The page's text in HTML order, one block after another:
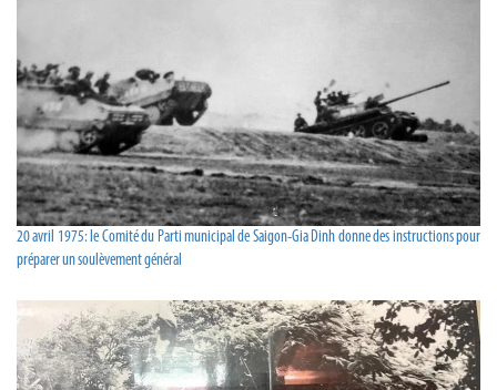
20 avril 1975: le Comité du Parti municipal de Saigon-Gia Dinh donne des instructions pour
préparer un soulèvement général